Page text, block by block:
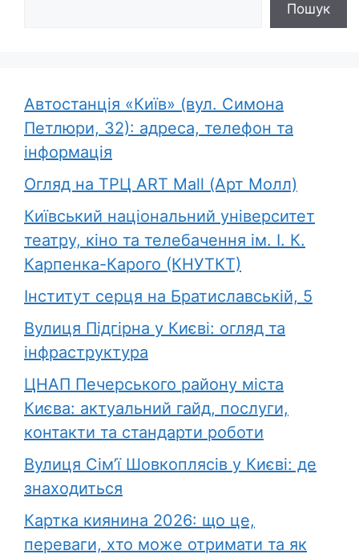
Пошук
Автостанція «Київ» (вул. Симона
Петлюри, 32): адреса, телефон та
інформація
Огляд на ТРЦ ART Mall (Арт Молл)
Київський національний університет
театру, кіно та телебачення ім. І. К.
Карпенка-Карого (КНУТКТ)
Інститут серця на Братиславській, 5
Вулиця Підгірна у Києві: огляд та
інфраструктура
ЦНАП Печерського району міста
Києва: актуальний гайд, послуги,
контакти та стандарти роботи
Вулиця Сім’ї Шовкоплясів у Києві: де
знаходиться
Картка киянина 2026: що це,
переваги, хто може отримати та як